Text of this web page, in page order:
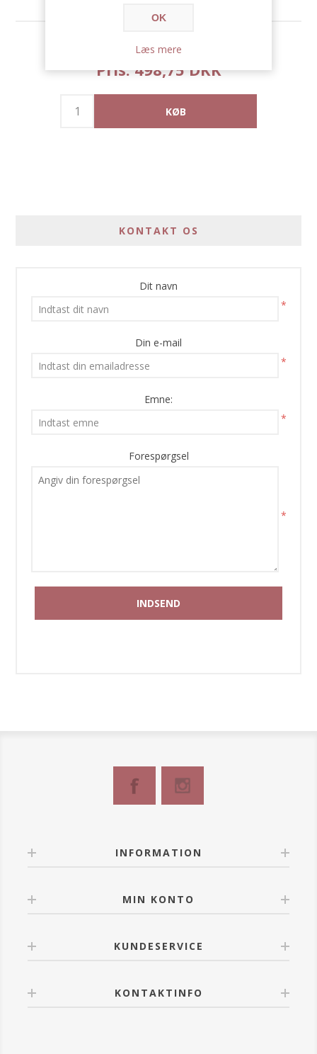
Før pris: 665,00 DKK
Pris: 498,75 DKK
KONTAKT OS
Dit navn
*
Din e-mail
*
Emne:
*
Forespørgsel
*
INFORMATION
MIN KONTO
KUNDESERVICE
KONTAKTINFO
OK
Læs mere